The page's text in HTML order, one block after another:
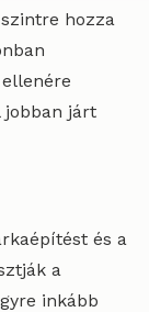
hozza
jobban járt
és a
a
inkább